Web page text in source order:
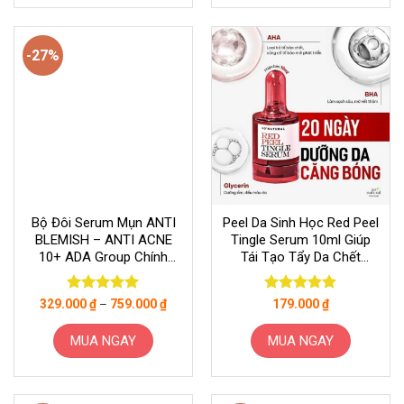
-27%
Bộ Đôi Serum Mụn ANTI
BLEMISH – ANTI ACNE
10+ ADA Group Chính
Hãng
Được xếp
sao
329.000₫– 759.000₫
MUA NGAY
Peel Da Sinh Học Red Peel
Tingle Serum 10ml Giúp
Tái Tạo Tẩy Da Chết
Dương Trắng Da Mịn Màng
Căng Bóng
Được xếp
sao
179.000₫
MUA NGAY